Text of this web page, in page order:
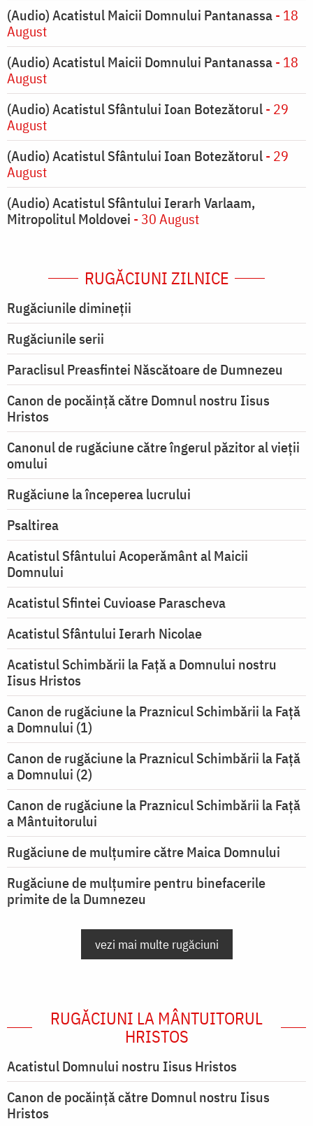
(Audio) Acatistul Maicii Domnului Pantanassa- 18
August
(Audio) Acatistul Maicii Domnului Pantanassa- 18
August
(Audio) Acatistul Sfântului Ioan Botezătorul- 29
August
(Audio) Acatistul Sfântului Ioan Botezătorul- 29
August
(Audio) Acatistul Sfântului Ierarh Varlaam,
Mitropolitul Moldovei - 30 August
RUGĂCIUNI ZILNICE
Rugăciunile dimineții
Rugăciunile serii
Paraclisul Preasfintei Născătoare de Dumnezeu
Canon de pocăință către Domnul nostru Iisus
Hristos
Canonul de rugăciune către îngerul păzitor al vieții
omului
Rugăciune la începerea lucrului
Psaltirea
Acatistul Sfântului Acoperământ al Maicii
Domnului
Acatistul Sfintei Cuvioase Parascheva
Acatistul Sfântului Ierarh Nicolae
Acatistul Schimbării la Faţă a Domnului nostru
Iisus Hristos
Canon de rugăciune la Praznicul Schimbării la Faţă
a Domnului (1)
Canon de rugăciune la Praznicul Schimbării la Faţă
a Domnului (2)
Canon de rugăciune la Praznicul Schimbării la Față
a Mântuitorului
Rugăciune de mulţumire către Maica Domnului
Rugăciune de mulțumire pentru binefacerile
primite de la Dumnezeu
vezi mai multe rugăciuni
RUGĂCIUNI LA MÂNTUITORUL
HRISTOS
Acatistul Domnului nostru Iisus Hristos
Canon de pocăință către Domnul nostru Iisus
Hristos